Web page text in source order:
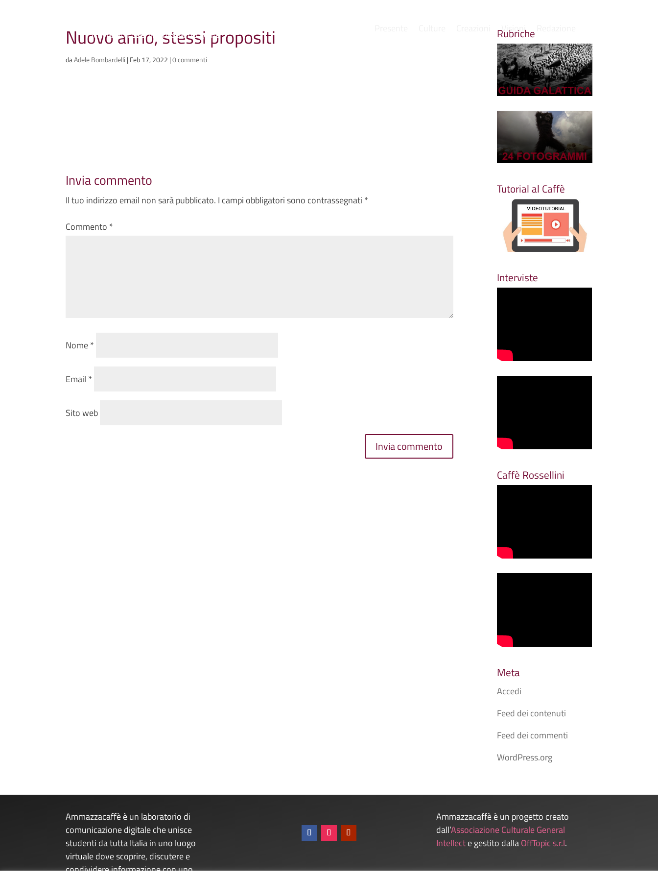
Scriviamo cose, intervistiamo gente Visioni
Nuovo anno, stessi propositi
daAdele Bombardelli |Feb 17, 2022 |0 commenti
Invia commento
Il tuo indirizzo email non sarà pubblicato. I campi obbligatori sono contrassegnati *
Commento *
Nome*
Email *
Sito web
Rubriche
Tutorial al Caffè
Interviste
Caffè Rossellini
Meta
Accedi
Feed dei contenuti
Feed dei commenti
WordPress.org
Ammazzacaffè è un laboratorio di
comunicazione digitale che unisce
studenti da tutta Italia in uno luogo
virtuale dove scoprire, discutere e
condividere informazione con uno
Ammazzacaffè è un progetto creato
dall’Associazione Culturale General
Intellecte gestito dallaOffTopic s.r.l.